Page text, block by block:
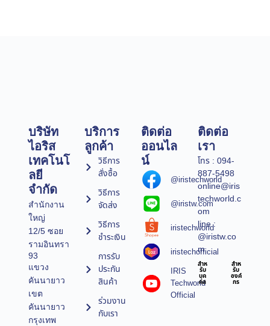
บริษัท
ไอริส
เทคโนโ
ลยี
จำกัด
สำนักงาน
ใหญ่
12/5 ซอย
รามอินทรา
93
แขวง
คันนายาว
เขต
คันนายาว
กรุงเทพ
บริการ
ลูกค้า
วิธีการ
สั่งซื้อ
วิธีการ
จัดส่ง
วิธีการ
ชำระเงิน
การรับ
ประกัน
สินค้า
ร่วมงาน
กับเรา
ติดต่อ
ออนไล
น์
@iristechworld
@iristw.com
iristechworld
iristechofficial
IRIS
Techworld
Official
ติดต่อ
เรา
โทร : 094-
887-5498
online@iris
techworld.c
om
line :
@iristw.co
m
สำห
รับ
บุค
คล
สำห
รับ
องค์
กร